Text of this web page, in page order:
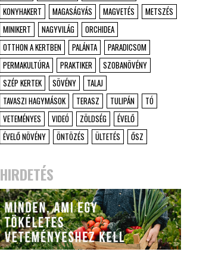
KONYHAKERT
MAGASÁGYÁS MAGVETÉS
METSZÉS
MINIKERT
NAGYVILÁG
ORCHIDEA
OTTHON A KERTBEN
PALÁNTA
PARADICSOM
PERMAKULTÚRA
PRAKTIKER
SZOBANÖVÉNY
SZÉP KERTEK
SÖVÉNY
TALAJ
TAVASZI HAGYMÁSOK
TERASZ TULIPÁN
TÓ
VETEMÉNYES
VIDEÓ ZÖLDSÉG
ÉVELŐ
ÉVELŐ NÖVÉNY
ÖNTÖZÉS ÜLTETÉS ŐSZ
HIRDETÉS